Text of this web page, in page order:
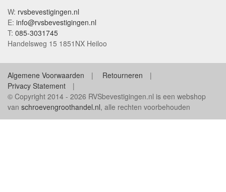
W: rvsbevestigingen.nl
E: info@rvsbevestigingen.nl
T: 085-3031745
Handelsweg 15 1851NX Heiloo
Algemene Voorwaarden
Retourneren
Privacy Statement
© Copyright 2014 - 2026 RVSbevestigingen.nl is een webshop
van schroevengroothandel.nl, alle rechten voorbehouden